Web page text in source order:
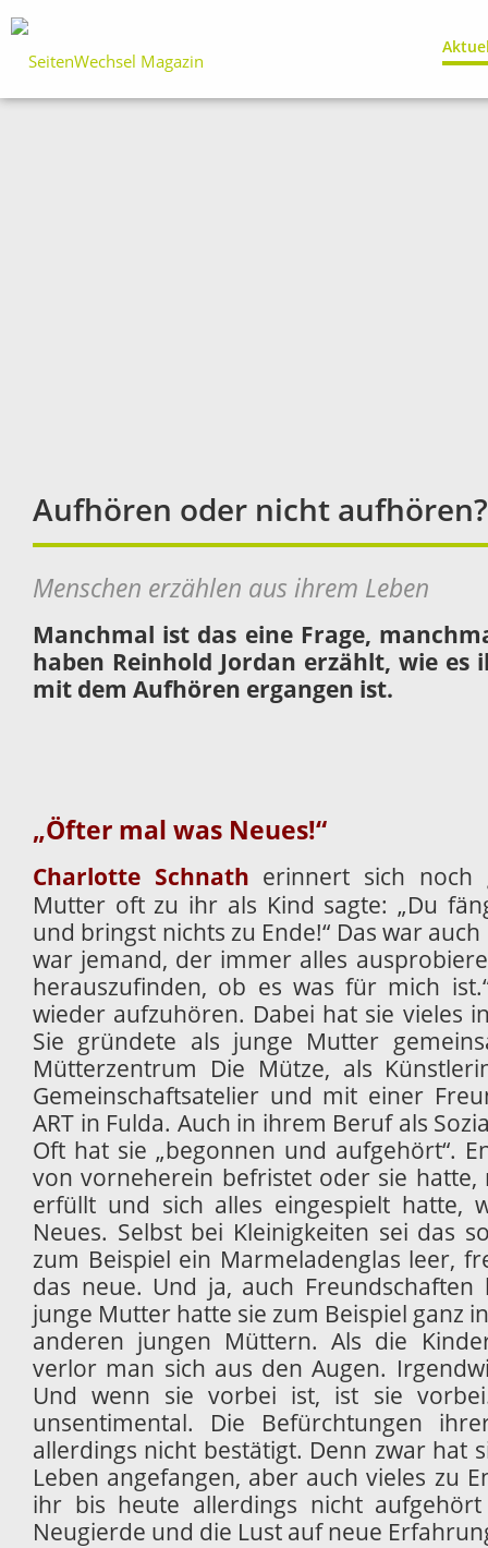
Aufhören oder nicht aufhören?
Menschen erzählen aus ihrem Leben
Manchmal ist das eine Frage,
haben Reinhold Jordan erzählt, wie es
mit dem Aufhören ergangen ist.
„Öfter mal was Neues!“
Charlotte Schnath erinnert sich noch
Mutter oft zu ihr als Kind sagte: „Du
und bringst nichts zu Ende!“ Das war
war jemand, der immer alles
herauszufinden, ob es was für mich
wieder aufzuhören. Dabei hat sie vieles
Sie gründete als junge Mutter
Mütterzentrum Die Mütze, als
Gemeinschaftsatelier und mit einer
ART in Fulda. Auch in ihrem Beruf als
Oft hat sie „begonnen und aufgehört“.
von vorneherein befristet oder sie hatte,
erfüllt und sich alles eingespielt hatte,
Neues. Selbst bei Kleinigkeiten sei das
zum Beispiel ein Marmeladenglas leer,
das neue. Und ja, auch
junge Mutter hatte sie zum Beispiel ganz
anderen jungen Müttern. Als die
verlor man sich aus den Augen.
Und wenn sie vorbei ist, ist sie
unsentimental. Die Befürchtungen
allerdings nicht bestätigt. Denn zwar hat
Leben angefangen, aber auch vieles zu
ihr bis heute allerdings nicht
Neugierde und die Lust auf neue